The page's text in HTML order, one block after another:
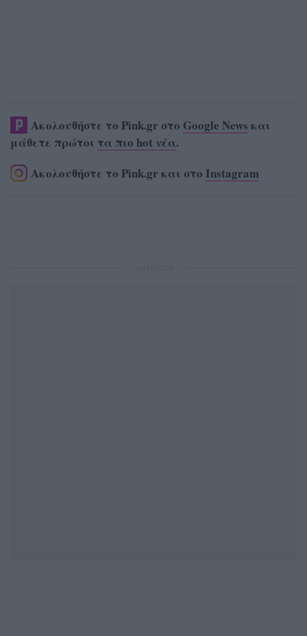
Ακολουθήστε το Pink.gr στο Google News και
μάθετε πρώτοι τα πιο hot νέα.
Ακολουθήστε το Pink.gr και στο Instagram